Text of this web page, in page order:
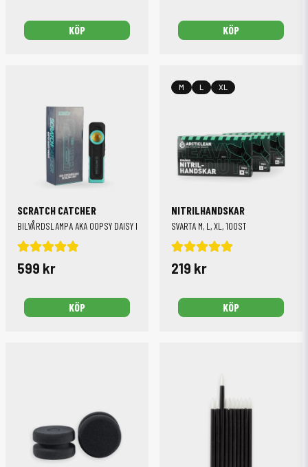
KÖP KÖP
SCRATCH CATCHER
BILVÅRDSLAMPA AKA OOPSY DAISY FINDER
599 kr
KÖP
NITRILHANDSKAR
SVARTA M, L, XL, 100ST
219 kr
KÖP
M L XL